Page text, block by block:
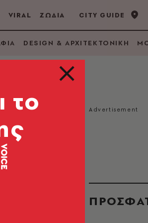
VIRAL ΖΩΔΙΑ CITY GUIDE
DESIGN & ΑΡΧΙΤΕΚΤΟΝΙΚΗ
το